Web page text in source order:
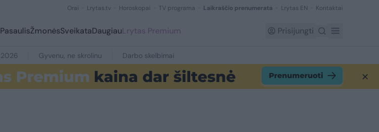
Orai Lrytas.tv Horoskopai TV programa Laikraščio prenumerata Lrytas EN Kontaktai
PasaulisŽmonėsSveikataDaugiauLrytas Premium Prisijungti
Gyvenu, ne skrolinu Darbo skelbimai